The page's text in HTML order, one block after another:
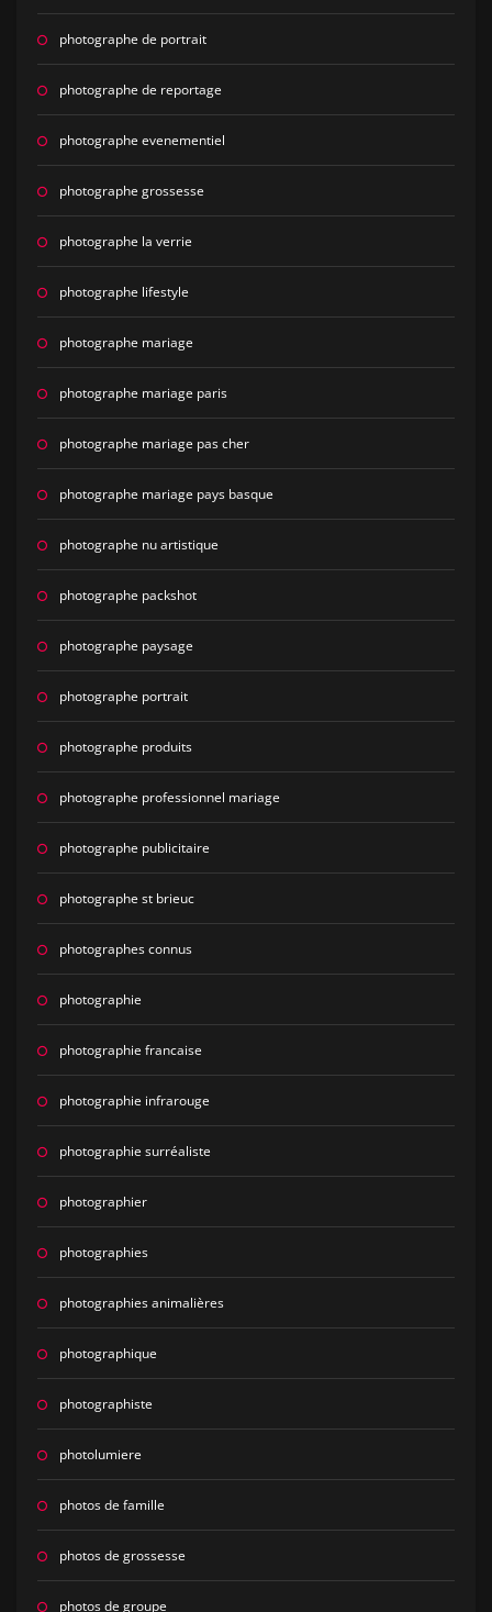
photographe de portrait
photographe de reportage
photographe evenementiel
photographe grossesse
photographe la verrie
photographe lifestyle
photographe mariage
photographe mariage paris
photographe mariage pas cher
photographe mariage pays basque
photographe nu artistique
photographe packshot
photographe paysage
photographe portrait
photographe produits
photographe professionnel mariage
photographe publicitaire
photographe st brieuc
photographes connus
photographie
photographie francaise
photographie infrarouge
photographie surréaliste
photographier
photographies
photographies animalières
photographique
photographiste
photolumiere
photos de famille
photos de grossesse
photos de groupe